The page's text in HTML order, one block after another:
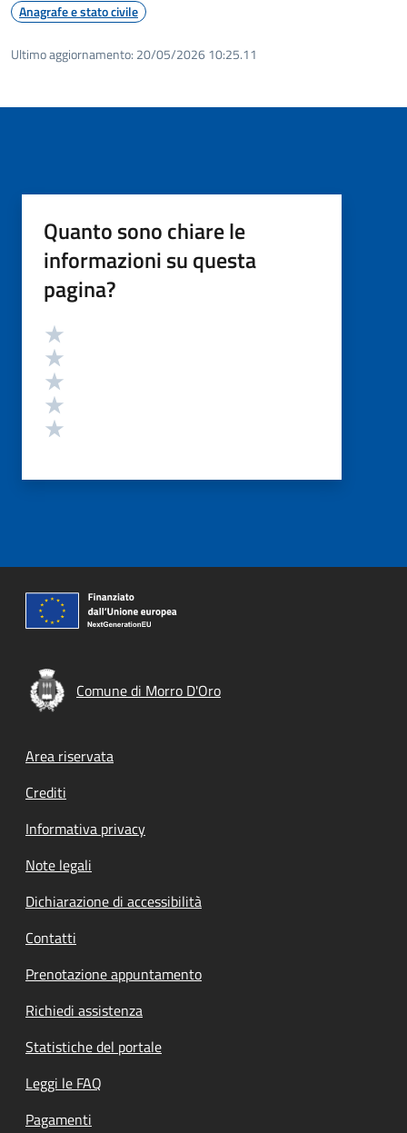
Anagrafe e stato civile
Ultimo aggiornamento: 20/05/2026 10:25.11
Quanto sono chiare le
informazioni su questa
pagina?
Valutazione
Comune di Morro D'Oro
Footer menu
Area riservata
Crediti
Informativa privacy
Note legali
Dichiarazione di accessibilità
Contatti
Prenotazione appuntamento
Richiedi assistenza
Statistiche del portale
Leggi le FAQ
Pagamenti